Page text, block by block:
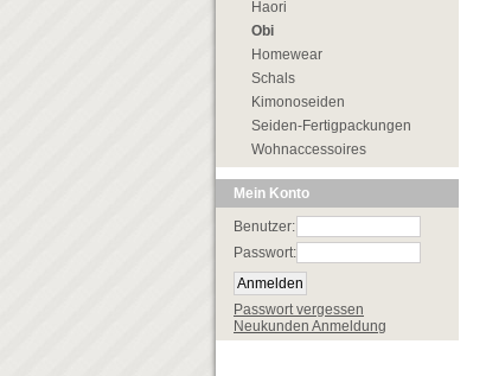
Haori
Obi
Homewear
Schals
Kimonoseiden
Seiden-Fertigpackungen
Wohnaccessoires
Mein Konto
Benutzer:
Passwort:
Passwort vergessen
Neukunden Anmeldung